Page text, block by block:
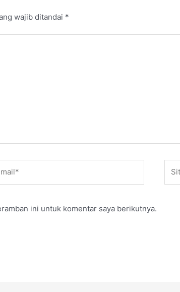
wajib ditandai *
web
ini untuk komentar saya berikutnya.